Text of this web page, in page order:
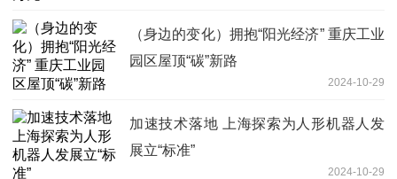
（身边的变化）拥抱“阳光经济” 重庆工业
园区屋顶“碳”新路
2024-10-29
加速技术落地 上海探索为人形机器人发
展立“标准”
2024-10-29